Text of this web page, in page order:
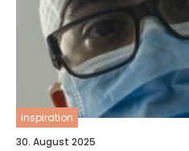
inspiration
30. August 2025